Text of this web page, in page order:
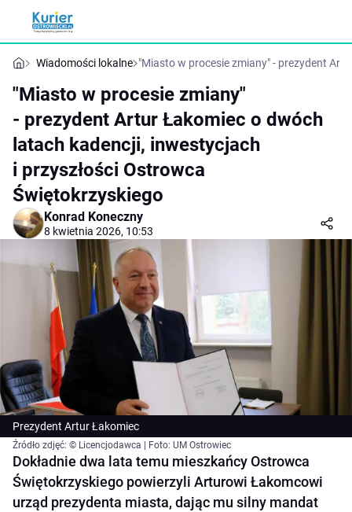
Wiadomości lokalne "Miasto w procesie zmiany" - prezydent
"Miasto w procesie zmiany"
- prezydent Artur Łakomiec o dwóch
latach kadencji, inwestycjach
i przyszłości Ostrowca
Świętokrzyskiego
Konrad Koneczny
8 kwietnia 2026, 10:53
Prezydent Artur Łakomiec
Źródło zdjęć: © Licencjodawca | Foto: UM Ostrowiec
Dokładnie dwa lata temu mieszkańcy Ostrowca
Świętokrzyskiego powierzyli Arturowi Łakomcowi
urząd prezydenta miasta, dając mu silny mandat